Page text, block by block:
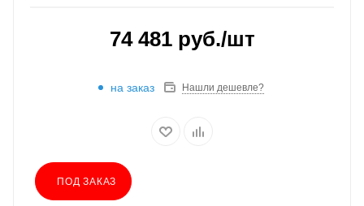
74 481руб./шт
на заказ Нашли дешевле?
ПОД ЗАКАЗ